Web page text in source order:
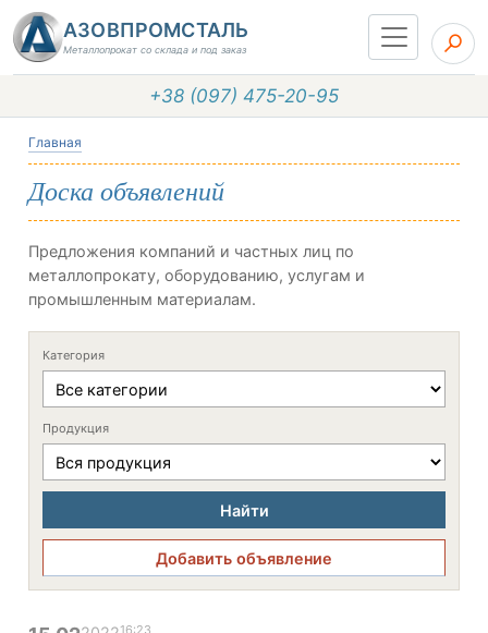
АЗОВПРОМСТАЛЬ
Металлопрокат со склада и под заказ
+38 (097) 475-20-95
Главная
Доска объявлений
Предложения компаний и частных лиц по
металлопрокату, оборудованию, услугам и
промышленным материалам.
Категория
Продукция
Найти
Добавить объявление
16:23